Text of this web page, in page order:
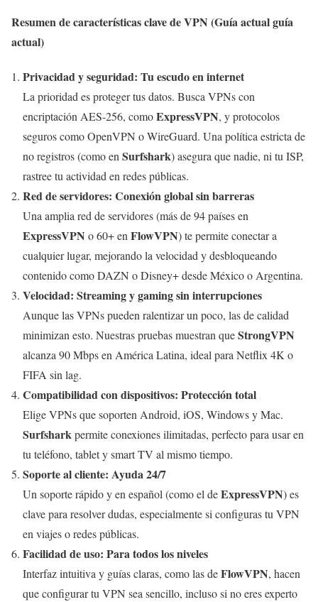
Resumen de características clave de VPN (Guía actual guía
actual)
Privacidad y seguridad: Tu escudo en internet
La prioridad es proteger tus datos. Busca VPNs con
encriptación AES-256, comoExpressVPN, y protocolos
seguros como OpenVPN o WireGuard. Una política estricta de
no registros (como en Surfshark) asegura que nadie, ni tu ISP,
rastree tu actividad en redes públicas.
Red de servidores: Conexión global sin barreras
Una amplia red de servidores (más de 94 países en
ExpressVPN o 60+ en FlowVPN) te permite conectar a
cualquier lugar, mejorando la velocidad y desbloqueando
contenido como DAZN o Disney+ desde México o Argentina.
Velocidad: Streaming y gaming sin interrupciones
Aunque las VPNs pueden ralentizar un poco, las de calidad
minimizan esto. Nuestras pruebas muestran queStrongVPN
alcanza 90 Mbps en América Latina, ideal para Netflix 4K o
FIFA sin lag.
Compatibilidad con dispositivos: Protección total
Elige VPNs que soporten Android, iOS, Windows y Mac.
Surfsharkpermite conexiones ilimitadas, perfecto para usar en
tu teléfono, tablet y smart TV al mismo tiempo.
Soporte al cliente: Ayuda 24/7
Un soporte rápido y en español (como el deExpressVPN) es
clave para resolver dudas, especialmente si configuras tu VPN
en viajes o redes públicas.
Facilidad de uso: Para todos los niveles
Interfaz intuitiva y guías claras, como las deFlowVPN, hacen
que configurar tu VPN sea sencillo, incluso si no eres experto